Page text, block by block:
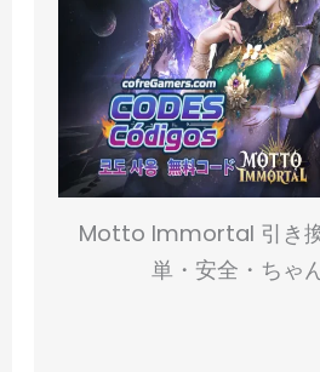
Motto Immortal 引き
単・安全・ちゃ